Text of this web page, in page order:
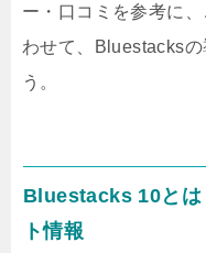
ー・口コミを参考に
わせて、Bluestacks
う。
Bluestacks 10とは
ト情報